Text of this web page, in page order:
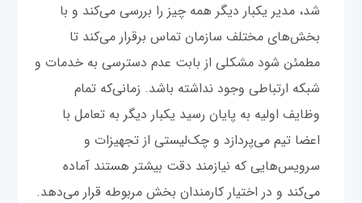
شد، مدیر یکبار دیگر همه چیز را بررسی می‌کند و با
بخش‌های مختلف سازمان تماس برقرار می‌کند تا
مطمئن شود مشکلی از بابت عدم دسترسی به خدمات و
شبکه ارتباطی وجود نداشته باشد. زمانی‌که تمام
وظایف اولیه به پایان رسید یکبار دیگر به تعامل با
اعضا تیم می‌پردازد و چک‌لیستی از تجهیزات و
سرویس‌هایی که نیازمند دقت بیشتر هستند آماده
می‌کند و در اختیار کارمندان بخش مربوطه قرار می‌دهد.